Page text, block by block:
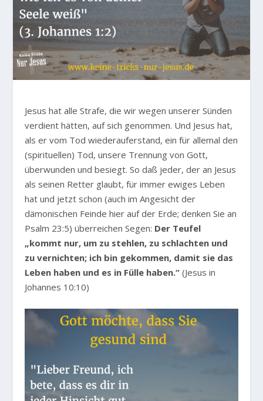
Jesus hat alle Strafe, die wir wegen unserer Sünden
verdient hätten, auf sich genommen. Und Jesus hat,
als er vom Tod wiederauferstand, ein für allemal den
(spirituellen) Tod, unsere Trennung von Gott,
überwunden und besiegt. So daß jeder, der an Jesus
als seinen Retter glaubt, für immer ewiges Leben
hat und jetzt schon (auch im Angesicht der
dämonischen Feinde hier auf der Erde; denken Sie an
Psalm 23:5) überreichen Segen: Der Teufel
„kommt nur, um zu stehlen, zu schlachten und
zu vernichten; ich bin gekommen, damit sie das
Leben haben und es in Fülle haben.“ (Jesus in
Johannes 10:10)